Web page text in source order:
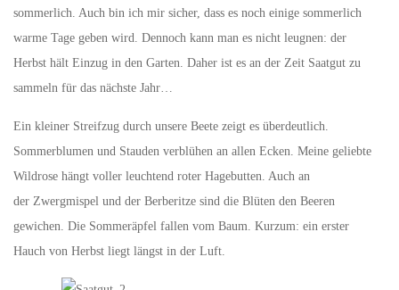
sommerlich. Auch bin ich mir sicher, dass es noch einige sommerlich
warme Tage geben wird. Dennoch kann man es nicht leugnen: der
Herbst hält Einzug in den Garten. Daher ist es an der Zeit Saatgut zu
sammeln für das nächste Jahr…
Ein kleiner Streifzug durch unsere Beete zeigt es überdeutlich.
Sommerblumen und Stauden verblühen an allen Ecken. Meine geliebte
Wildrose hängt voller leuchtend roter Hagebutten. Auch an
der Zwergmispel und der Berberitze sind die Blüten den Beeren
gewichen. Die Sommeräpfel fallen vom Baum. Kurzum: ein erster
Hauch von Herbst liegt längst in der Luft.